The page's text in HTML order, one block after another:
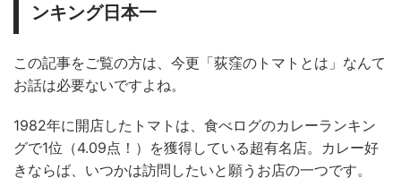
ンキング日本一
この記事をご覧の方は、今更「荻窪のトマトとは」なんて
お話は必要ないですよね。
1982年に開店したトマトは、食べログのカレーランキン
グで1位（4.09点！）を獲得している超有名店。カレー好
きならば、いつかは訪問したいと願うお店の一つです。